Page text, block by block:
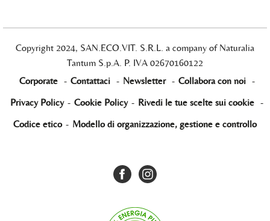
Copyright 2024, SAN.ECO.VIT. S.R.L. a company of Naturalia
Tantum S.p.A. P. IVA 02670160122
Corporate - Contattaci - Newsletter - Collabora con noi -
Privacy Policy - Cookie Policy - Rivedi le tue scelte sui cookie -
Codice etico - Modello di organizzazione, gestione e controllo